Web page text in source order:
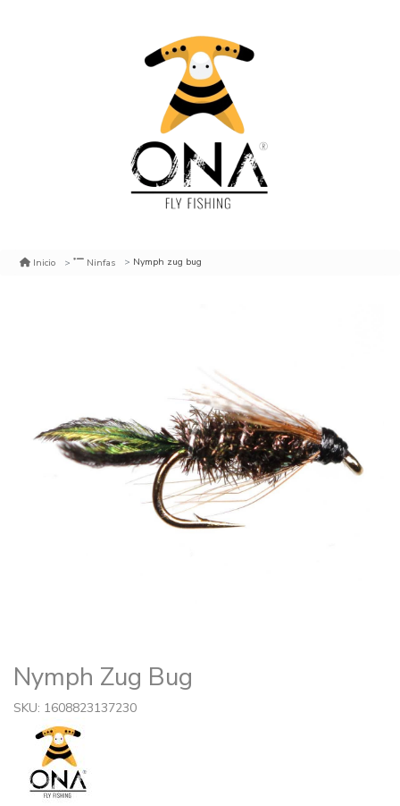
Inicio Ninfas Nymph zug bug
Nymph Zug Bug
SKU: 1608823137230